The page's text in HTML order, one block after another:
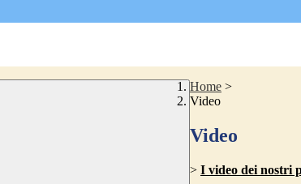
Home >
Video
Video
> I video dei nostri